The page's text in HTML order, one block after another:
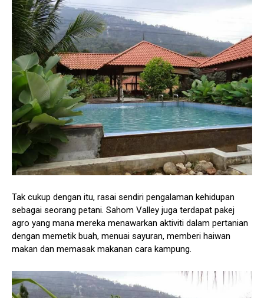
Tak cukup dengan itu, rasai sendiri pengalaman kehidupan
sebagai seorang petani. Sahom Valley juga terdapat pakej
agro yang mana mereka menawarkan aktiviti dalam pertanian
dengan memetik buah, menuai sayuran, memberi haiwan
makan dan memasak makanan cara kampung.